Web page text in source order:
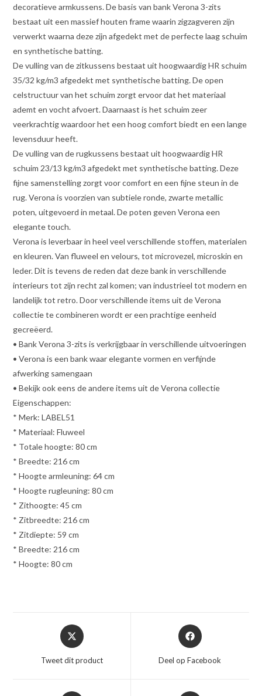
decoratieve armkussens. De basis van bank Verona 3-zits
bestaat uit een massief houten frame waarin zigzagveren zijn
verwerkt waarna deze zijn afgedekt met de perfecte laag schuim
en synthetische batting.
De vulling van de zitkussens bestaat uit hoogwaardig HR schuim
35/32 kg/m3 afgedekt met synthetische batting. De open
celstructuur van het schuim zorgt ervoor dat het materiaal
ademt en vocht afvoert. Daarnaast is het schuim zeer
veerkrachtig waardoor het een hoog comfort biedt en een lange
levensduur heeft.
De vulling van de rugkussens bestaat uit hoogwaardig HR
schuim 23/13 kg/m3 afgedekt met synthetische batting. Deze
fijne samenstelling zorgt voor comfort en een fijne steun in de
rug. Verona is voorzien van subtiele ronde, zwarte metallic
poten, uitgevoerd in metaal. De poten geven Verona een
elegante touch.
Verona is leverbaar in heel veel verschillende stoffen, materialen
en kleuren. Van fluweel en velours, tot microvezel, microskin en
leder. Dit is tevens de reden dat deze bank in verschillende
interieurs tot zijn recht zal komen; van industrieel tot modern en
landelijk tot retro. Door verschillende items uit de Verona
collectie te combineren wordt er een prachtige eenheid
gecreëerd.
• Bank Verona 3-zits is verkrijgbaar in verschillende uitvoeringen
• Verona is een bank waar elegante vormen en verfijnde
afwerking samengaan
• Bekijk ook eens de andere items uit de Verona collectie
Eigenschappen:
* Merk: LABEL51
* Materiaal: Fluweel
* Totale hoogte: 80 cm
* Breedte: 216 cm
* Hoogte armleuning: 64 cm
* Hoogte rugleuning: 80 cm
* Zithoogte: 45 cm
* Zitbreedte: 216 cm
* Zitdiepte: 59 cm
* Breedte: 216 cm
* Hoogte: 80 cm
Opent
in
nieuw
Tweet dit product
Opent
in
nieuw
Deel op Facebook